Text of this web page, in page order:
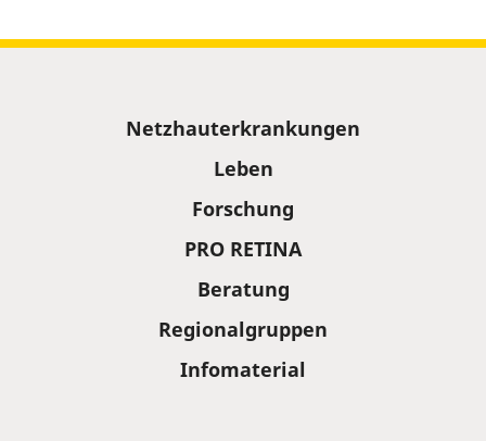
Netzhauterkrankungen
Leben
Forschung
PRO RETINA
Beratung
Regionalgruppen
Infomaterial